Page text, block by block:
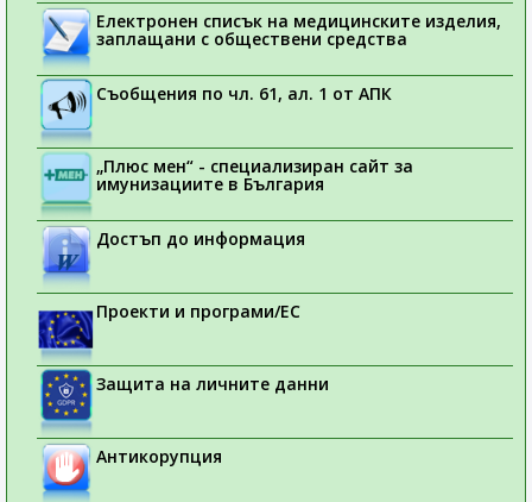
Електронен списък на медицинските изделия,
заплащани с обществени средства
Съобщения по чл. 61, ал. 1 от АПК
„Плюс мен“ - специализиран сайт за
имунизациите в България
Достъп до информация
Проекти и програми/ЕС
Защита на личните данни
Антикорупция